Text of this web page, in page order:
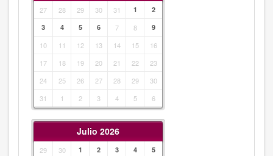
27 28 29 30 31 1
2
3
4 5 6 7 8 9
10 11 12 13 14 15
16
17
18 19 20 21 22
23
24
25 26 27 28 29
30
31
1 2 3 4 5 6
Julio 2026
29 30 1 2 3 4
5